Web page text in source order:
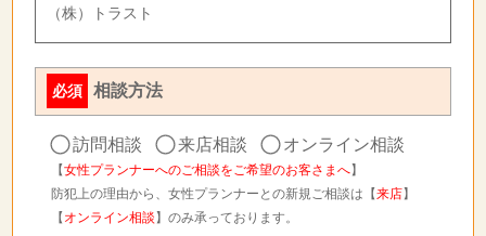
（株）トラスト
必須 相談方法
訪問相談 来店相談 オンライン相談
【女性プランナーへのご相談をご希望のお客さまへ】
防犯上の理由から、女性プランナーとの新規ご相談は【来店】
【 オンライン相談 】のみ承っております。